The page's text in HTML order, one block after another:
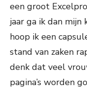
een groot
jaar ga ik dan mijn
hoop ik een
stand van zaken
denk dat veel
pagina’s worden